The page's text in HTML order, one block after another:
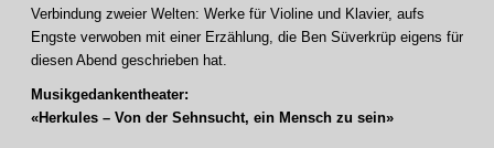
Verbindung zweier Welten: Werke für Violine und Klavier, aufs
Engste verwoben mit einer Erzählung, die Ben Süverkrüp eigens für
diesen Abend geschrieben hat.
Musikgedankentheater:
«Herkules – Von der Sehnsucht, ein Mensch zu sein»